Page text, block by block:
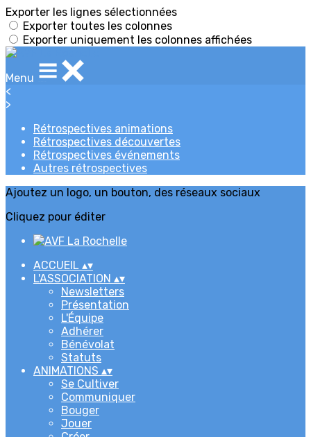
Exporter les lignes sélectionnées
Exporter toutes les colonnes
Exporter uniquement les colonnes affichées
Menu
<
>
Rétrospectives animations
Rétrospectives découvertes
Rétrospectives événements
Autres rétrospectives
Ajoutez un logo, un bouton, des réseaux sociaux
Cliquez pour éditer
ACCUEIL ▴▾
L'ASSOCIATION ▴▾
Newsletters
Présentation
L'Équipe
Adhérer
Bénévolat
Statuts
ANIMATIONS ▴▾
Se Cultiver
Communiquer
Bouger
Jouer